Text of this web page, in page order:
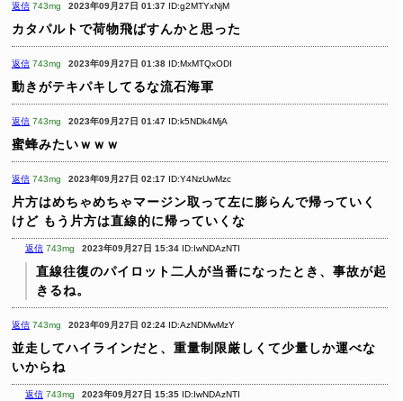
返信 743mg 2023年09月27日 01:37 ID:g2MTYxNjM
カタパルトで荷物飛ばすんかと思った
返信 743mg 2023年09月27日 01:38 ID:MxMTQxODI
動きがテキパキしてるな流石海軍
返信 743mg 2023年09月27日 01:47 ID:k5NDk4MjA
蜜蜂みたいｗｗｗ
返信 743mg 2023年09月27日 02:17 ID:Y4NzUwMzc
片方はめちゃめちゃマージン取って左に膨らんで帰っていく
けど もう片方は直線的に帰っていくな
返信 743mg 2023年09月27日 15:34 ID:IwNDAzNTI
直線往復のパイロット二人が当番になったとき、事故が起
きるね。
返信 743mg 2023年09月27日 02:24 ID:AzNDMwMzY
並走してハイラインだと、重量制限厳しくて少量しか運べな
いからね
返信 743mg 2023年09月27日 15:35 ID:IwNDAzNTI